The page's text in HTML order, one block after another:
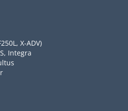
X-ADV)
Integra